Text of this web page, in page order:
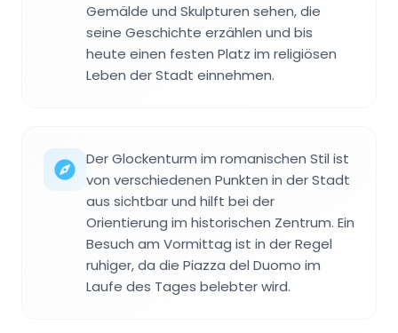
Gemälde und Skulpturen sehen, die
seine Geschichte erzählen und bis
heute einen festen Platz im religiösen
Leben der Stadt einnehmen.
Der Glockenturm im romanischen Stil ist
von verschiedenen Punkten in der Stadt
aus sichtbar und hilft bei der
Orientierung im historischen Zentrum. Ein
Besuch am Vormittag ist in der Regel
ruhiger, da die Piazza del Duomo im
Laufe des Tages belebter wird.